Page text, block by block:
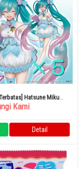
Hatsune Miku
Season Winter
Kami
Detail